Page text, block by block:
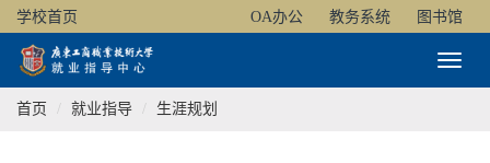
学校首页 OA办公 教务系统 图书馆
Toggle
首页
就业指导 生涯规划